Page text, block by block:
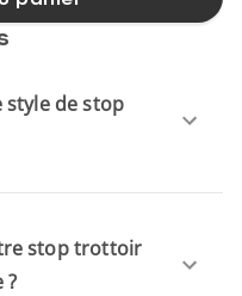
de stop
stop trottoir
?